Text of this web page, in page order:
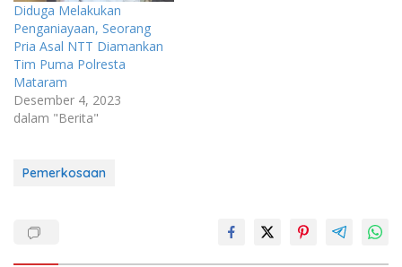
Diduga Melakukan
Penganiayaan, Seorang
Pria Asal NTT Diamankan
Tim Puma Polresta
Mataram
Desember 4, 2023
dalam "Berita"
Pemerkosaan